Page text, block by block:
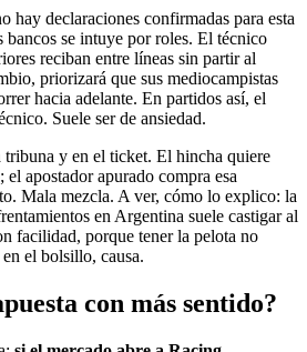
hay declaraciones confirmadas para esta
bancos se intuye por roles. El técnico
reciban entre líneas sin partir al
priorizará que sus mediocampistas
hacia adelante. En partidos así, el
Suele ser de ansiedad.
tribuna y en el ticket. El hincha quiere
apostador apurado compra esa
Mala mezcla. A ver, cómo lo explico: la
en Argentina suele castigar al
facilidad, porque tener la pelota no
el bolsillo, causa.
con más sentido?